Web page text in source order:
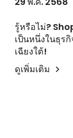
รู้หรือไม่?
เป็นหนึ่งในธุร
เฉียงใต้!
ดูเพิ่มเติม